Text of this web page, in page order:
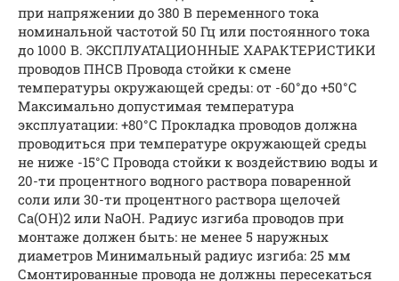
при напряжении до 380 В переменного тока
номинальной частотой 50 Гц или постоянного тока
до 1000 В. ЭКСПЛУАТАЦИОННЫЕ ХАРАКТЕРИСТИКИ
проводов ПНСВ Провода стойки к смене
температуры окружающей среды: от -60°до +50°С
Максимально допустимая температура
эксплуатации: +80°С Прокладка проводов должна
проводиться при температуре окружающей среды
не ниже -15°С Провода стойки к воздействию воды и
20-ти процентного водного раствора поваренной
соли или 30-ти процентного раствора щелочей
Са(ОН)2 или NaOH. Радиус изгиба проводов при
монтаже должен быть: не менее 5 наружных
диаметров Минимальный радиус изгиба: 25 мм
Смонтированные провода не должны пересекаться